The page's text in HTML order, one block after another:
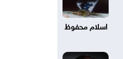
اسلام محفوظ